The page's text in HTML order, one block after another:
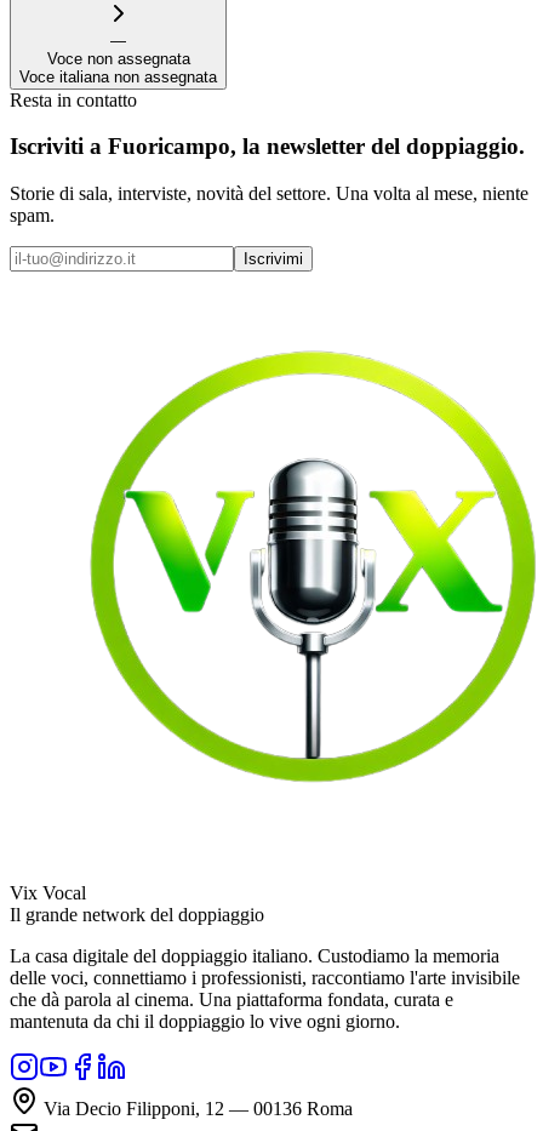
—
Voce non assegnata
Voce italiana non assegnata
Resta in contatto
Iscriviti a Fuoricampo, la newsletter del doppiaggio.
Storie di sala, interviste, novità del settore. Una volta al mese, niente
spam.
Iscrivimi
Vix Vocal
Il grande network del doppiaggio
La casa digitale del doppiaggio italiano. Custodiamo la memoria
delle voci, connettiamo i professionisti, raccontiamo l'arte invisibile
che dà parola al cinema. Una piattaforma fondata, curata e
mantenuta da chi il doppiaggio lo vive ogni giorno.
Via Decio Filipponi, 12 — 00136 Roma